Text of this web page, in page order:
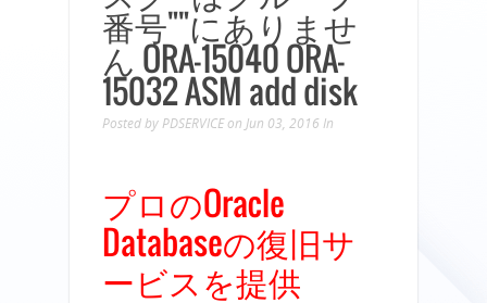
番号""にありませ
ん ORA-15040 ORA-
15032 ASM add disk
Posted by PDSERVICE on Jun 03, 2016 In
プロのOracle
Databaseの復旧サ
ービスを提供